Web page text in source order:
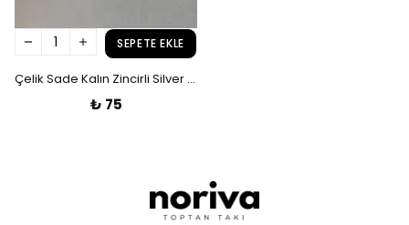
SEPETE EKLE
Çelik Sade Kalın Zincirli Silver Künye Bileklik
₺ 75